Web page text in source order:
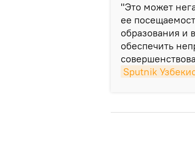
"Это может
ее
образования и
обеспечить
Sputnik